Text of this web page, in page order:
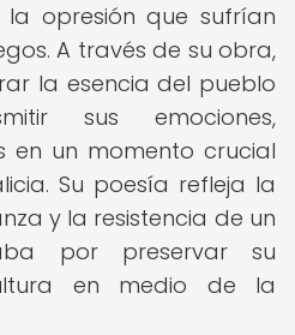
la opresión que sufrían
A través de su obra,
la esencia del pueblo
sus emociones,
en un momento crucial
Su poesía refleja la
y la resistencia de un
por preservar su
en medio de la